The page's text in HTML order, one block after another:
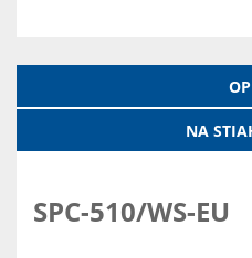
NA
SPC-510/WS-EU